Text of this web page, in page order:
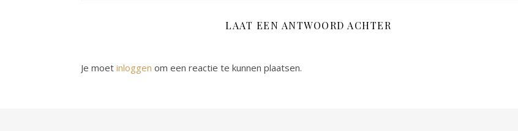
LAAT EEN ANTWOORD ACHTER
Je moet inloggen om een reactie te kunnen plaatsen.